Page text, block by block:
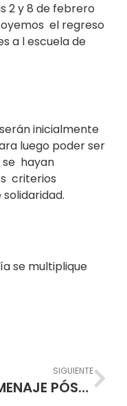
2 y 8 de febrero
el regreso
a l escuela de
inicialmente
luego poder ser
se hayan
criterios
se multiplique
SIGUIENTE
HOMENAJE PÓSTUMO DIANA CAROLINA SANCHEZ LEÓN (Semestre B-2021. Programa de Formación Complementaria)